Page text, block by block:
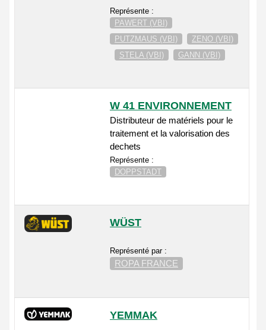
Représente :
PAWERT (VBI)
PUTZMAUS (VBI)
ZENO (VBI)
STELA (VBI)
GANN (VBI)
W 41 ENVIRONNEMENT
Distributeur de matériels pour le
traitement et la valorisation des
dechets
Représente :
DOPPSTADT
WÜST
Représenté par :
ROPA FRANCE
YEMMAK